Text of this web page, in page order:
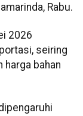
Rabu.
2026
seiring
harga bahan